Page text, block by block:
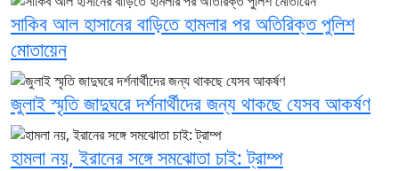
সাকিব আল হাসানের বাড়িতে হামলার পর অতিরিক্ত পুলিশ
মোতায়েন
জুলাই স্মৃতি জাদুঘরে দর্শনার্থীদের জন্য থাকছে যেসব আকর্ষণ
হামলা নয়, ইরানের সঙ্গে সমঝোতা চাই: ট্রাম্প